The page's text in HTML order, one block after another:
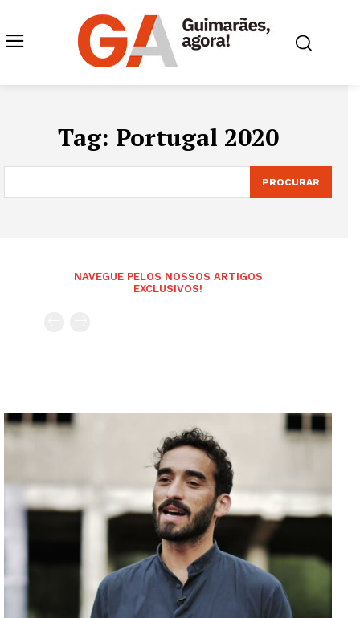
Tag: Portugal 2020
PROCURAR
NAVEGUE PELOS NOSSOS ARTIGOS
EXCLUSIVOS!